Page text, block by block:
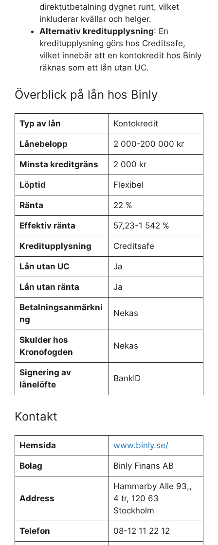
direktutbetalning dygnet runt, vilket
inkluderar kvällar och helger.
Alternativ kreditupplysning: En
kreditupplysning görs hos Creditsafe,
vilket innebär att en kontokredit hos Binly
räknas som ett lån utan UC.
Överblick på lån hos Binly
Typ av lån Kontokredit
Lånebelopp 2 000-200 000 kr
Minsta kreditgräns 2 000 kr
Löptid Flexibel
Ränta 22 %
Effektiv ränta 57,23-1 542 %
Kreditupplysning Creditsafe
Lån utan UC Ja
Lån utan ränta Ja
Betalningsanmärkni
ng
Nekas
Skulder hos
Kronofogden
Nekas
Signering av
lånelöfte
BankID
Kontakt
Hemsida www.binly.se/
Bolag Binly Finans AB
Address
Hammarby Alle 93,,
4 tr, 120 63
Stockholm
Telefon 08-12 11 22 12